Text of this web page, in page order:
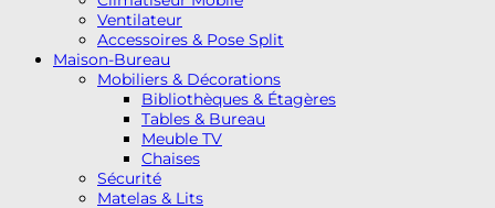
Ventilateur
Accessoires & Pose Split
Maison-Bureau
Mobiliers & Décorations
Bibliothèques & Étagères
Tables & Bureau
Meuble TV
Chaises
Sécurité
Matelas & Lits